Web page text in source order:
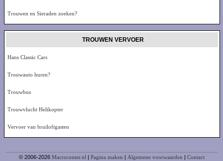
Trouwen en Sieraden zoeken?
TROUWEN VERVOER
Hans Classic Cars
Trouwauto huren?
Trouwbus
Trouwvlucht Helikopter
Vervoer van bruiloftgasten
© 2006-2026 Macrocenter.nl | Pagina maken | Algemene voorwaarden | Contact